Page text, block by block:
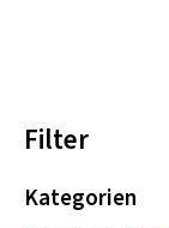
Filter
Kategorien